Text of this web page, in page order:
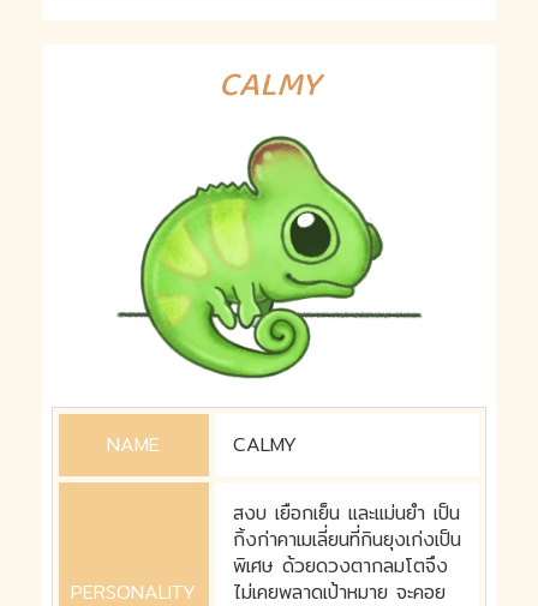
CALMY
NAME CALMY
PERSONALITY
สงบ เยือกเย็น และแม่นยำ เป็น
กิ้งก่าคาเมเลี่ยนที่กินยุงเก่งเป็น
พิเศษ ด้วยดวงตากลมโตจึง
ไม่เคยพลาดเป้าหมาย จะคอย